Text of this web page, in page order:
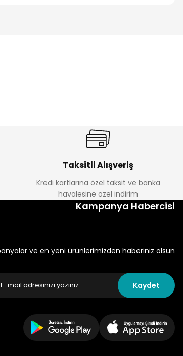
Taksitli Alışveriş
Kredi kartlarına özel taksit ve banka
havalesine özel indirim
Kampanya Habercisi
ve en yeni ürünlerimizden haberiniz olsun
Kaydet